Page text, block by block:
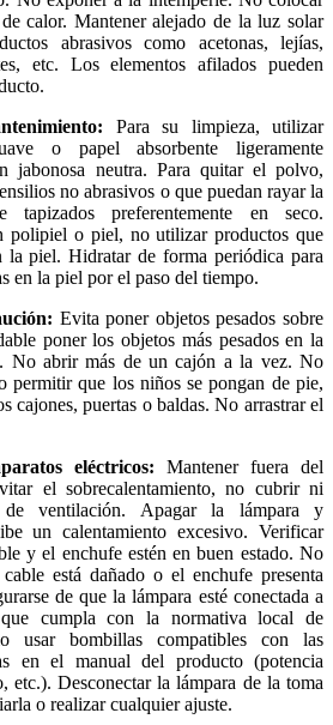
calor. Mantener alejado de la luz solar
abrasivos como acetonas, lejías,
etc. Los elementos afilados pueden
Para su limpieza, utilizar
o papel absorbente ligeramente
jabonosa neutra. Para quitar el polvo,
no abrasivos o que puedan rayar la
tapizados preferentemente en seco.
polipiel o piel, no utilizar productos que
la piel. Hidratar de forma periódica para
en la piel por el paso del tiempo.
Evita poner objetos pesados sobre
poner los objetos más pesados en la
No abrir más de un cajón a la vez. No
permitir que los niños se pongan de pie,
cajones, puertas o baldas. No arrastrar el
eléctricos: Mantener fuera del
el sobrecalentamiento, no cubrir ni
de ventilación. Apagar la lámpara y
un calentamiento excesivo. Verificar
y el enchufe estén en buen estado. No
está dañado o el enchufe presenta
de que la lámpara esté conectada a
cumpla con la normativa local de
usar bombillas compatibles con las
en el manual del producto (potencia
etc.). Desconectar la lámpara de la toma
o realizar cualquier ajuste.